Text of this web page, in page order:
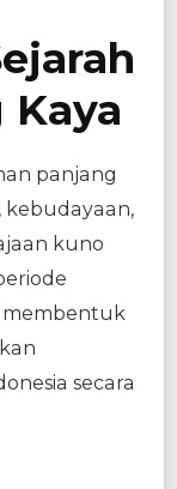
Kaya
panjang
kuno
membentuk
secara